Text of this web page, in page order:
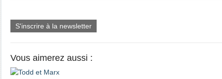
S'inscrire à la newsletter
Vous aimerez aussi :